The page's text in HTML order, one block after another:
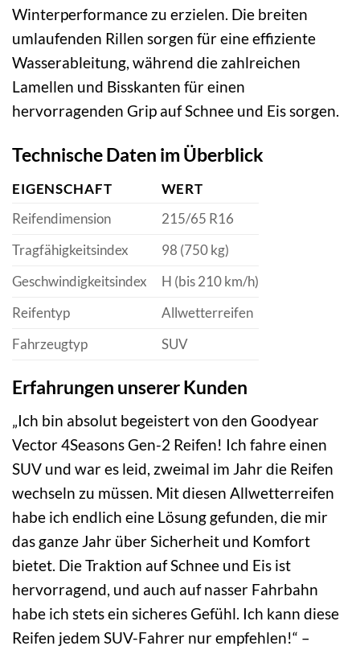
Winterperformance zu erzielen. Die breiten
umlaufenden Rillen sorgen für eine effiziente
Wasserableitung, während die zahlreichen
Lamellen und Bisskanten für einen
hervorragenden Grip auf Schnee und Eis sorgen.
Technische Daten im Überblick
EIGENSCHAFT
WERT
Reifendimension
215/65 R16
Tragfähigkeitsindex
98 (750 kg)
Geschwindigkeitsindex
H (bis 210 km/h)
Reifentyp
Allwetterreifen
Fahrzeugtyp
SUV
Erfahrungen unserer Kunden
„Ich bin absolut begeistert von den Goodyear
Vector 4Seasons Gen-2 Reifen! Ich fahre einen
SUV und war es leid, zweimal im Jahr die Reifen
wechseln zu müssen. Mit diesen Allwetterreifen
habe ich endlich eine Lösung gefunden, die mir
das ganze Jahr über Sicherheit und Komfort
bietet. Die Traktion auf Schnee und Eis ist
hervorragend, und auch auf nasser Fahrbahn
habe ich stets ein sicheres Gefühl. Ich kann diese
Reifen jedem SUV-Fahrer nur empfehlen!“ –